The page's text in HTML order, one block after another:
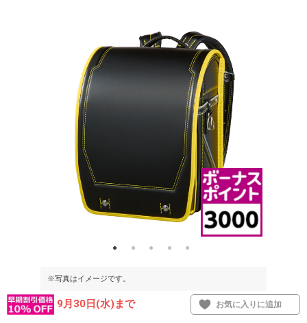
※写真はイメージです。
9月30日(水)まで お気に入りに追加